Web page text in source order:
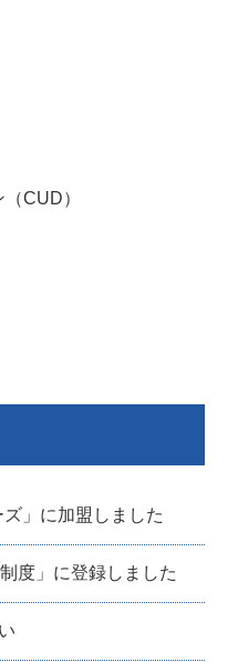
CUD）
ズ」に加盟しました
度」に登録しました